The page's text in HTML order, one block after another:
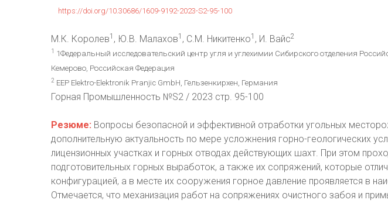
https://doi.org/10.30686/1609-9192-2023-S2-95-100
М.К. Королев1 , Ю.В. Малахов1 , С.М. Никитенко1 , И. Вайс2
1
1Федеральный исследовательский центр угля и углехимии Сибирского отделения
Кемерово, Российская Федерация
2 EEP Elektro-Elektronik Pranjic GmbH, Гельзенкирхен, Германия
Горная Промышленность №S2 / 2023 стр. 95-100
Резюме: Вопросы безопасной и эффективной отработки угольных
дополнительную актуальность по мере усложнения горно-геологических
лицензионных участках и горных отводах действующих шахт. При этом
подготовительных горных выработок, а также их сопряжений, которые
конфигурацией, а в месте их сооружения горное давление проявляется в
Отмечается, что механизация работ на сопряжениях очистного забоя и